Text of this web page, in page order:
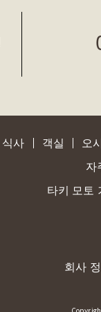
식사 객실 오
자
타키 모토
회사